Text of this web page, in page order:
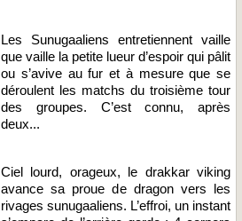
Les Sunugaaliens entretiennent vaille
que vaille la petite lueur d’espoir qui pâlit
ou s’avive au fur et à mesure que se
déroulent les matchs du troisième tour
des groupes. C’est connu, après
deux...
Ciel lourd, orageux, le drakkar viking
avance sa proue de dragon vers les
rivages sunugaaliens. L’effroi, un instant